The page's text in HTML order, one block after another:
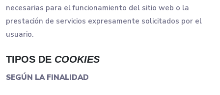
necesarias para el funcionamiento del sitio web o la
prestación de servicios expresamente solicitados por el
usuario.
TIPOS DE COOKIES
SEGÚN LA FINALIDAD